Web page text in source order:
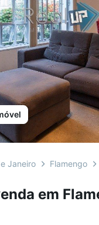
Janeiro Flamengo
em